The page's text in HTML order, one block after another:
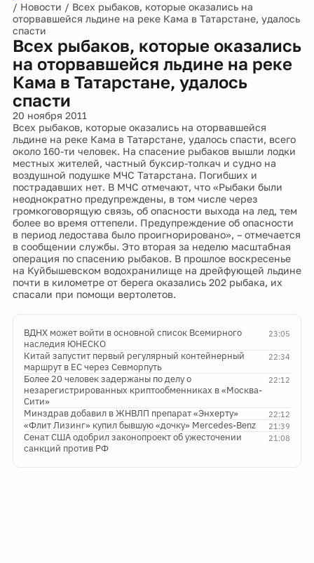
/ Новости / Всех рыбаков, которые оказались на
оторвавшейся льдине на реке Кама в Татарстане, удалось
спасти
Всех рыбаков, которые оказались
на оторвавшейся льдине на реке
Кама в Татарстане, удалось
спасти
20 ноября 2011
Всех рыбаков, которые оказались на оторвавшейся
льдине на реке Кама в Татарстане, удалось спасти, всего
около 160-ти человек. На спасение рыбаков вышли лодки
местных жителей, частный буксир-толкач и судно на
воздушной подушке МЧС Татарстана. Погибших и
пострадавших нет. В МЧС отмечают, что «Рыбаки были
неоднократно предупреждены, в том числе через
громкоговорящую связь, об опасности выхода на лед, тем
более во время оттепели. Предупреждение об опасности
в период ледостава было проигнорировано», – отмечается
в сообщении службы. Это вторая за неделю масштабная
операция по спасению рыбаков. В прошлое воскресенье
на Куйбышевском водохранилище на дрейфующей льдине
почти в километре от берега оказались 202 рыбака, их
спасали при помощи вертолетов.
23:05
ВДНХ может войти в основной список Всемирного
наследия ЮНЕСКО
22:34
Китай запустит первый регулярный контейнерный
маршрут в ЕС через Севморпуть
22:12
Более 20 человек задержаны по делу о
незарегистрированных криптообменниках в «Москва-
Сити»
22:12
Минздрав добавил в ЖНВЛП препарат «Энхерту»
21:39
«Флит Лизинг» купил бывшую «дочку» Mercedes-Benz
21:08
Сенат США одобрил законопроект об ужесточении
санкций против РФ